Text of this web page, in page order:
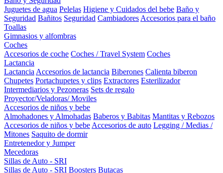
Juguetes de agua Pelelas Higiene y Cuidados del bebe Baño y
Seguridad Bañitos Seguridad Cambiadores Accesorios para el baño
Toallas
Gimnasios y alfombras
Coches
Accesorios de coche Coches / Travel System Coches
Lactancia
Lactancia Accesorios de lactancia Biberones Calienta biberon
Chupetes Portachupetes y clips Extractores Esterilizador
Intermediarios y Pezoneras Sets de regalo
Proyector/Veladoras/ Moviles
Accesorios de niños y bebe
Almohadones y Almohadas Baberos y Babitas Mantitas y Rebozos
Accesorios de niños y bebe Accesorios de auto Legging / Medias /
Mitones Saquito de dormir
Entretenedor y Jumper
Mecedoras
Sillas de Auto - SRI
Sillas de Auto - SRI Boosters Butacas